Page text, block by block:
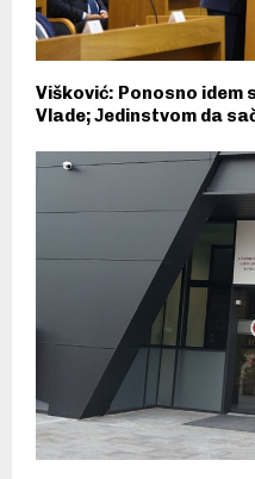
Višković: Ponosno idem
Vlade; Јedinstvom da